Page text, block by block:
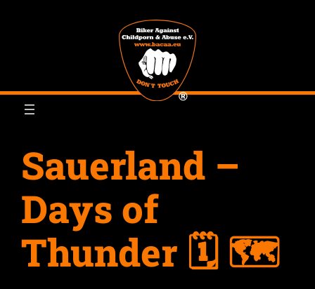
Sauerland –
Days of
Thunder 🗓 🗺